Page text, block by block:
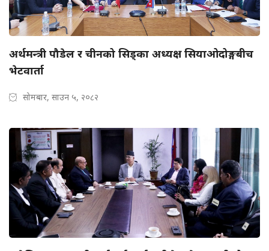
अर्थमन्त्री पौडेल र चीनको सिड्का अध्यक्ष सियाओदोङ्गबीच
भेटवार्ता
सोमबार, साउन ५, २०८२